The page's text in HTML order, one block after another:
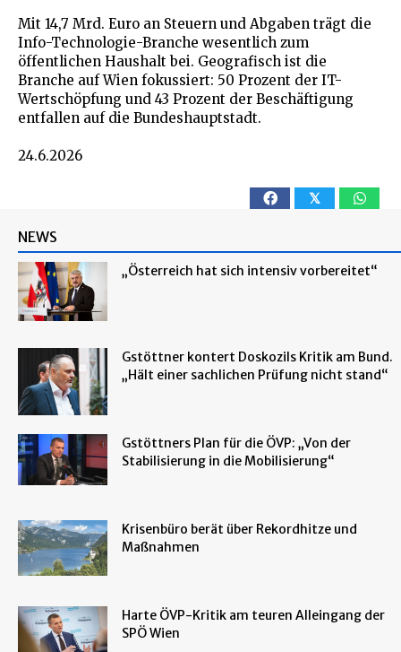
Mit 14,7 Mrd. Euro an Steuern und Abgaben trägt die
Info-Technologie-Branche wesentlich zum
öffentlichen Haushalt bei. Geografisch ist die
Branche auf Wien fokussiert: 50 Prozent der IT-
Wertschöpfung und 43 Prozent der Beschäftigung
entfallen auf die Bundeshauptstadt.
24.6.2026
𝕏
NEWS
„Österreich hat sich intensiv vorbereitet“
Gstöttner kontert Doskozils Kritik am Bund.
„Hält einer sachlichen Prüfung nicht stand“
Gstöttners Plan für die ÖVP: „Von der
Stabilisierung in die Mobilisierung“
Krisenbüro berät über Rekordhitze und
Maßnahmen
Harte ÖVP-Kritik am teuren Alleingang der
SPÖ Wien